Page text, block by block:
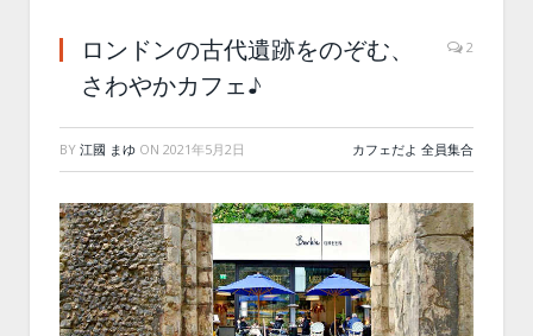
ロンドンの古代遺跡をのぞむ、
さわやかカフェ♪
2
BY 江國 まゆ ON 2021年5月2日 カフェだよ 全員集合